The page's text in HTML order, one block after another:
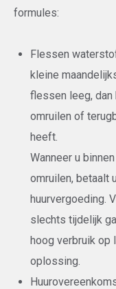
formules:
Flessen
kleine
flessen leeg, dan
omruilen of
heeft.
Wanneer u
omruilen, betaalt
huurvergoeding.
slechts tijdelijk
hoog verbruik op
oplossing.